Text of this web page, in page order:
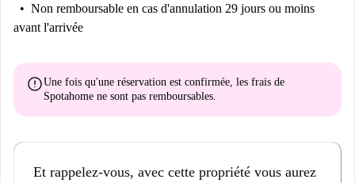
Non remboursable en cas d'annulation 29 jours ou moins
avant l'arrivée
errorUne fois qu'une réservation est confirmée, les frais de
Spotahome ne sont pas remboursables
Et rappelez-vous, avec cette propriété vous aurez